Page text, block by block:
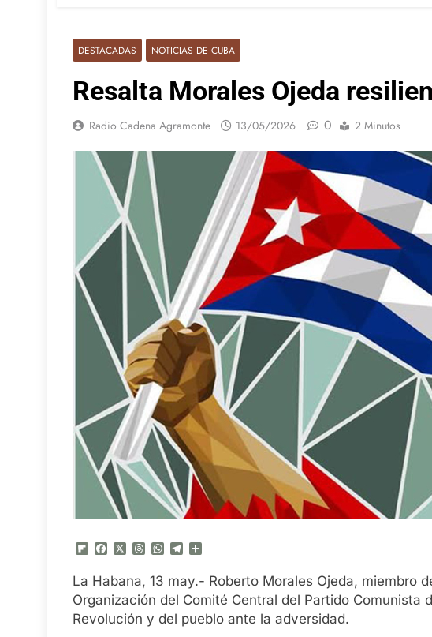
DESTACADAS NOTICIAS DE CUBA
Resalta Morales Ojeda
Radio Cadena Agramonte 13/05/2026 0 2 Minutos
Flipboard
FacebookThreadsWhatsApp
Telegram
La Habana, 13 may.- Roberto Morales Ojeda, miembro
Organización del Comité Central del Partido Comunista
Revolución y del pueblo ante la adversidad.